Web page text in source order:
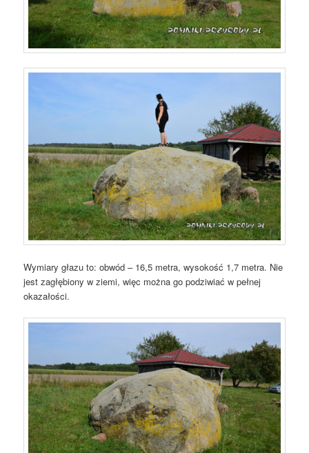
Wymiary głazu to: obwód – 16,5 metra, wysokość 1,7 metra. Nie
jest zagłębiony w ziemi, więc można go podziwiać w pełnej
okazałości.